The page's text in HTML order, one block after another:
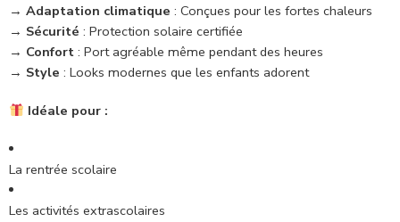
→ Adaptation climatique : Conçues pour les fortes chaleurs
→ Sécurité : Protection solaire certifiée
→ Confort : Port agréable même pendant des heures
→ Style : Looks modernes que les enfants adorent
Idéale pour :
La rentrée scolaire
Les activités extrascolaires